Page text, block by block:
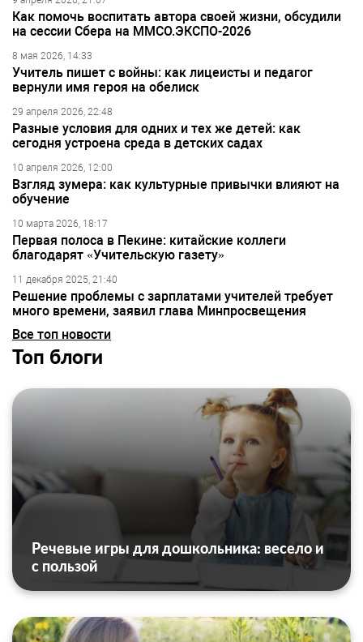
Как помочь воспитать автора своей жизни, обсудили
на сессии Сбера на ММСО.ЭКСПО-2026
8 мая 2026, 14:33
Учитель пишет с войны: как лицеисты и педагог
вернули имя героя на обелиск
29 апреля 2026, 22:48
Разные условия для одних и тех же детей: как
сегодня устроена среда в детских садах
10 апреля 2026, 12:00
Взгляд зумера: как культурные привычки влияют на
обучение
10 марта 2026, 18:17
Первая полоса в Пекине: китайские коллеги
благодарят «Учительскую газету»
11 декабря 2025, 21:40
Решение проблемы с зарплатами учителей требует
много времени, заявил глава Минпросвещения
Все топ новости
Топ блоги
Речевые игры для дошкольника: весело и
с пользой